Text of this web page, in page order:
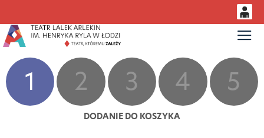
<'
0,00
14
1 2 3 4 5
DODANIE DO KOSZYKA